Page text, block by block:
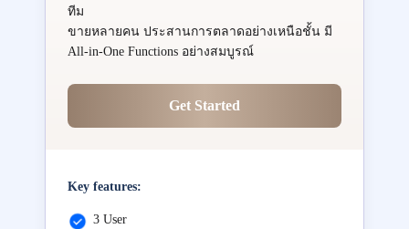
ทีม
ขายหลายคน ประสานการตลาดอย่างเหนือชั้น มี
All-in-One Functions อย่างสมบูรณ์
Get Started
Key features:
3 User